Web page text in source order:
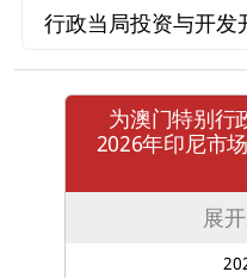
行政当局投资与开发
为澳门特别行
2026年印尼市
展